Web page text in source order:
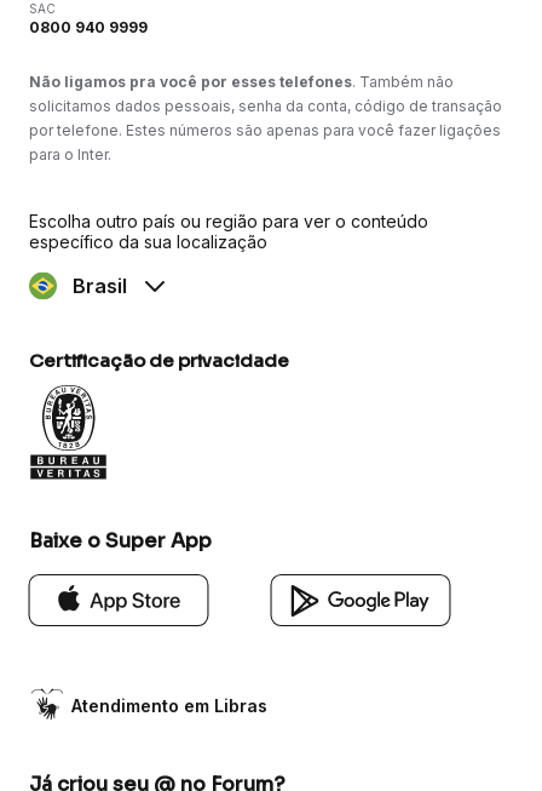
SAC
0800 940 9999
Não ligamos pra você por esses telefones. Também não
solicitamos dados pessoais, senha da conta, código de transação
por telefone. Estes números são apenas para você fazer ligações
para o Inter.
Escolha outro país ou região para ver o conteúdo
específico da sua localização
Brasil
Certificação de privacidade
Baixe o Super App
Atendimento em Libras
Já criou seu @ no Forum?